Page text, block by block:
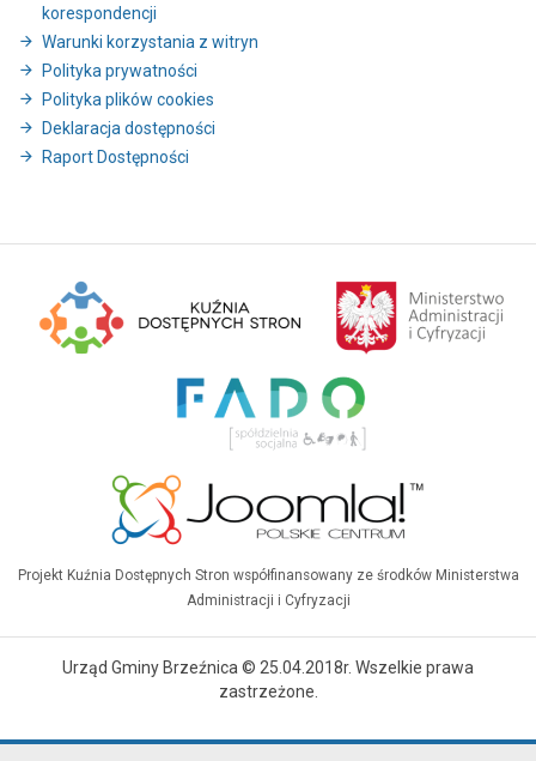
korespondencji
Warunki korzystania z witryn
Polityka prywatności
Polityka plików cookies
Deklaracja dostępności
Raport Dostępności
Projekt Kuźnia Dostępnych Stron współfinansowany ze środków Ministerstwa
Administracji i Cyfryzacji
Urząd Gminy Brzeźnica © 25.04.2018r. Wszelkie prawa
zastrzeżone.